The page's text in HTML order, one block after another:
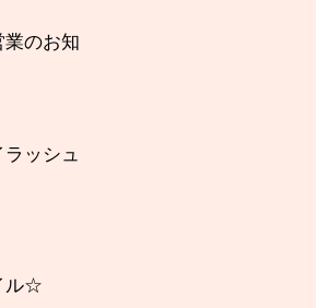
のお知
ッシュ
ル☆